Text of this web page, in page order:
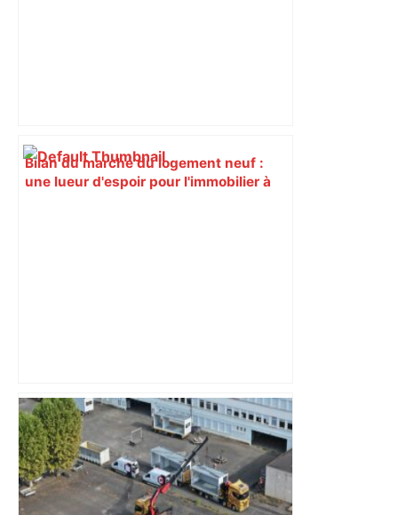
Bilan du marché du logement neuf :
une lueur d'espoir pour l'immobilier à
Alliance PS/LFI à Toulouse : Marc
Sztulman claque la porte – RMC